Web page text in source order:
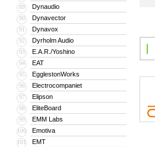
89 Dynaudio
90 Dynavector
91 Dynavox
92 Dyrholm Audio
93 E.A.R./Yoshino
94 EAT
95 EgglestonWorks
96 Electrocompaniet
97 Elipson
98 EliteBoard
99 EMM Labs
100 Emotiva
101 EMT